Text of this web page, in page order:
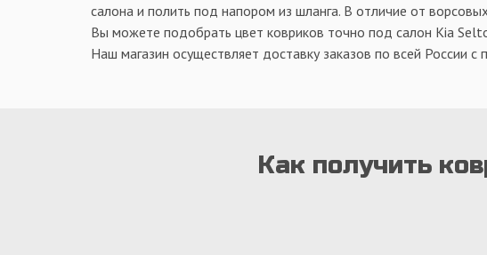
салона и полить под напором из шланга. В отличие от
Вы можете подобрать цвет ковриков точно под салон Kia
Наш магазин осуществляет доставку заказов по всей России
Как получить